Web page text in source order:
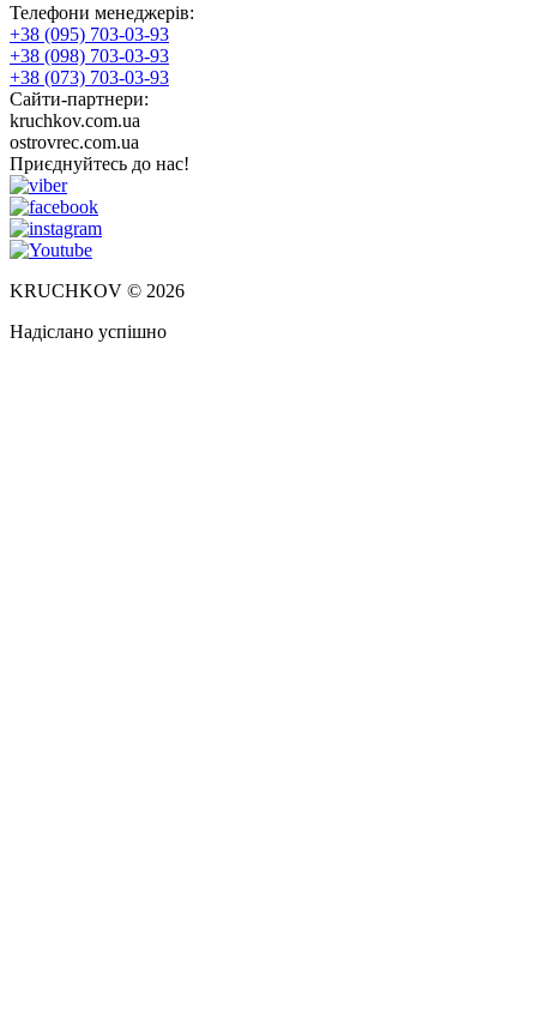
Телефони менеджерів:
+38 (095) 703-03-93
+38 (098) 703-03-93
+38 (073) 703-03-93
Сайти-партнери:
kruchkov.com.ua
ostrovrec.com.ua
Приєднуйтесь до нас!
KRUCHKOV © 2026
Надіслано успішно